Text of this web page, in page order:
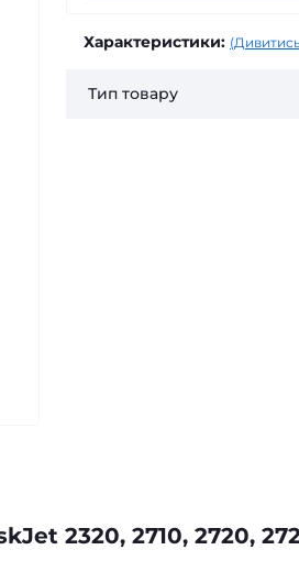
Характеристики: (Дивитись
Тип товару
2320, 2710, 2720,